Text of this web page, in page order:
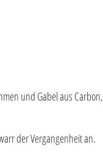
und Gabel aus Carbon,
der Vergangenheit an.